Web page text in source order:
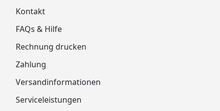
Kontakt
FAQs & Hilfe
Rechnung drucken
Zahlung
Versandinformationen
Serviceleistungen